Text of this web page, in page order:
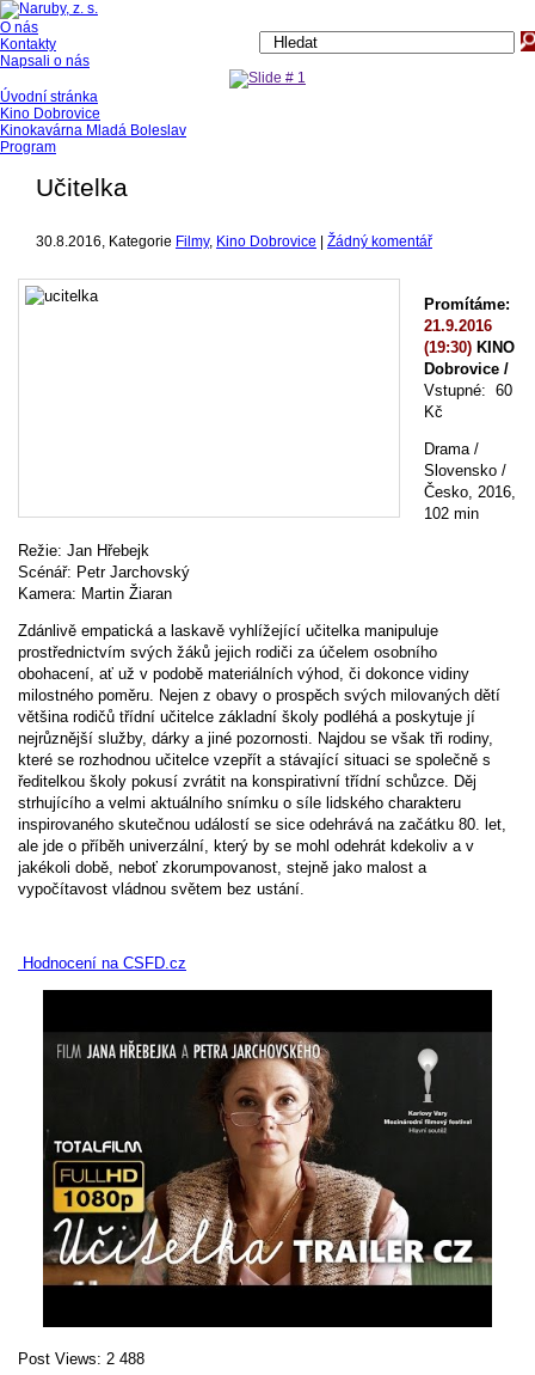
O nás
Kontakty
Napsali o nás
1
Úvodní stránka
Kino Dobrovice
Kinokavárna Mladá Boleslav
Program
Učitelka
30.8.2016, Kategorie Filmy, Kino Dobrovice Žádný komentář
Promítáme:
21.9.2016
(19:30) KINO
Dobrovice /
Vstupné: 60
Kč
Drama /
Slovensko /
Česko, 2016,
102 min
Režie: Jan Hřebejk
Scénář: Petr Jarchovský
Kamera: Martin Žiaran
Zdánlivě empatická a laskavě vyhlížející učitelka manipuluje
prostřednictvím svých žáků jejich rodiči za účelem osobního
obohacení, ať už v podobě materiálních výhod, či dokonce vidiny
milostného poměru. Nejen z obavy o prospěch svých milovaných dětí
většina rodičů třídní učitelce základní školy podléhá a poskytuje jí
nejrůznější služby, dárky a jiné pozornosti. Najdou se však tři rodiny,
které se rozhodnou učitelce vzepřít a stávající situaci se společně s
ředitelkou školy pokusí zvrátit na konspirativní třídní schůzce. Děj
strhujícího a velmi aktuálního snímku o síle lidského charakteru
inspirovaného skutečnou událostí se sice odehrává na začátku 80. let,
ale jde o příběh univerzální, který by se mohl odehrát kdekoliv a v
jakékoli době, neboť zkorumpovanost, stejně jako malost a
vypočítavost vládnou světem bez ustání.
Hodnocení na CSFD.cz
Post Views: 2 488